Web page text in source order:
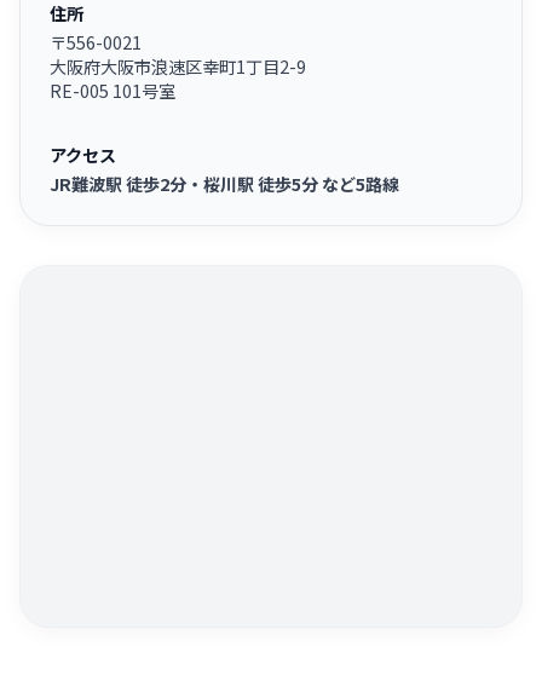
住所
〒556-0021
大阪府大阪市浪速区幸町1丁目2-9
RE-005 101号室
アクセス
JR難波駅 徒歩2分・桜川駅 徒歩5分 など5路線